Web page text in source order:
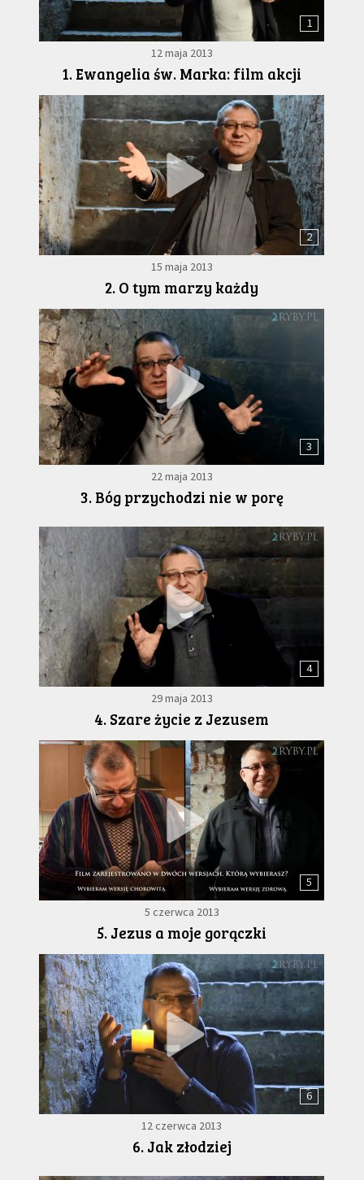
1
12 maja 2013
1. Ewangelia św. Marka: film akcji
2
15 maja 2013
2. O tym marzy każdy
3
22 maja 2013
3. Bóg przychodzi nie w porę
4
29 maja 2013
4. Szare życie z Jezusem
5
5 czerwca 2013
5. Jezus a moje gorączki
6
12 czerwca 2013
6. Jak złodziej